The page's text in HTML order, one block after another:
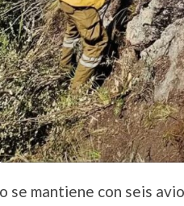
se mantiene con seis